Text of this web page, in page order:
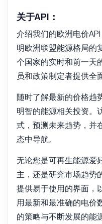
关于API：
介绍我们的欧洲电价
明欧洲联盟能源格局的
个国家的实时和前一天
员和政策制定者提供全
随时了解最新的价格趋
明智的能源相关投资。
式，预测未来趋势，并
态中导航。
无论您是可再生能源爱
主，还是研究市场趋势
提供易于使用的界面，
用最新和最准确的电价
的策略与不断发展的能